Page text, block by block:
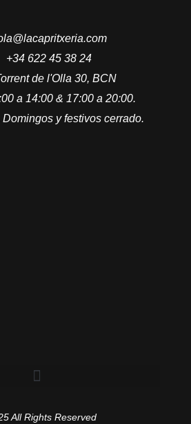
+34 622 45 38 24
de l'Olla 30, BCN
a 14:00 & 17:00 a 20:00.
y festivos cerrado.
All Rights Reserved